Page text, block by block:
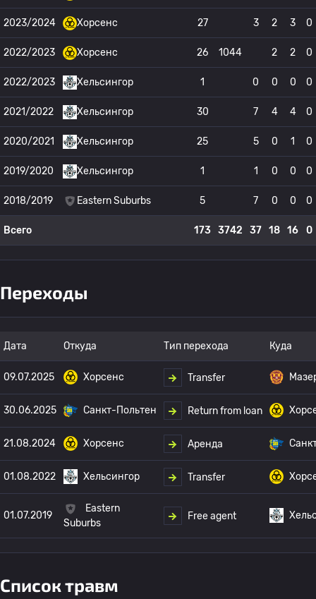
2023/2024 Хорсенс 27 3 2 3 0
2022/2023 Хорсенс 26 1044 2 2 0
2022/2023 Хельсингор 1 0 0 0 0
2021/2022 Хельсингор 30 7 4 4 0
2020/2021 Хельсингор 25 5 0 1 0
2019/2020 Хельсингор 1 1 0 0 0
2018/2019 Eastern Suburbs 5 7 0 0 0
Всего 173 3742 37 18 16 0
Переходы
Дата Откуда Тип перехода Куда
09.07.2025 Хорсенс Transfer
30.06.2025 Санкт-Польтен Return from loan
21.08.2024 Хорсенс Аренда
01.08.2022 Хельсингор Transfer
01.07.2019
Eastern
Suburbs
Free agent
Список травм